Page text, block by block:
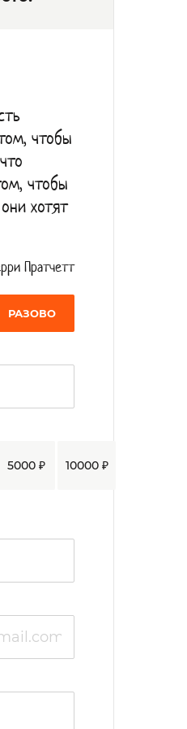
день.
мебелью для
зале проходят
вечера, занятия с
оказывают
в
чтобы
чтобы
хотят
Пратчетт
РАЗОВО
5000 ₽ 10000 ₽